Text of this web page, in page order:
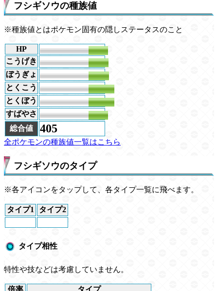
フシギソウの種族値
※種族値とはポケモン固有の隠しステータスのこと
HP
60
こうげき
62
ぼうぎょ
63
とくこう
80
とくぼう
80
すばやさ
60
総合値
405
全ポケモンの種族値一覧はこちら
フシギソウのタイプ
※各アイコンをタップして、各タイプ一覧に飛べます。
タイプ1 タイプ2
タイプ相性
特性や技などは考慮していません。
倍率 タイプ